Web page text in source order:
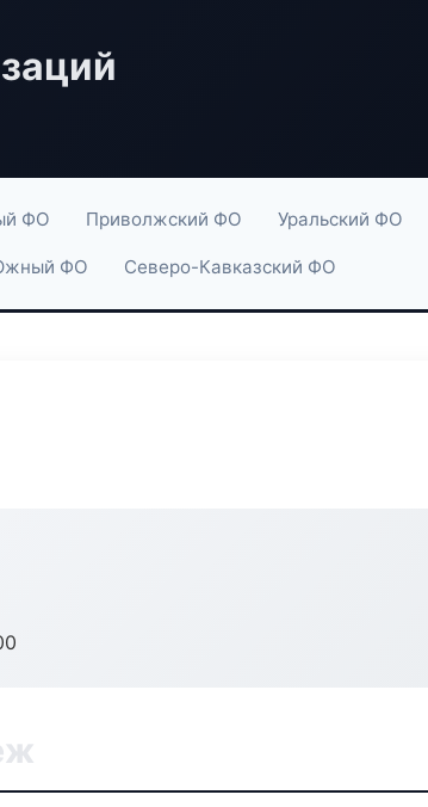
ФО Приволжский ФО Уральский ФО
ФО Северо-Кавказский ФО